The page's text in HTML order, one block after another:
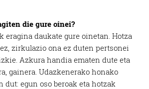
die gure oinei?
eragina daukate gure oinetan. Hotza
zirkulazio ona ez duten pertsonei
Azkura handia ematen dute eta
gainera. Udazkenerako honako
dut: egun oso beroak eta hotzak